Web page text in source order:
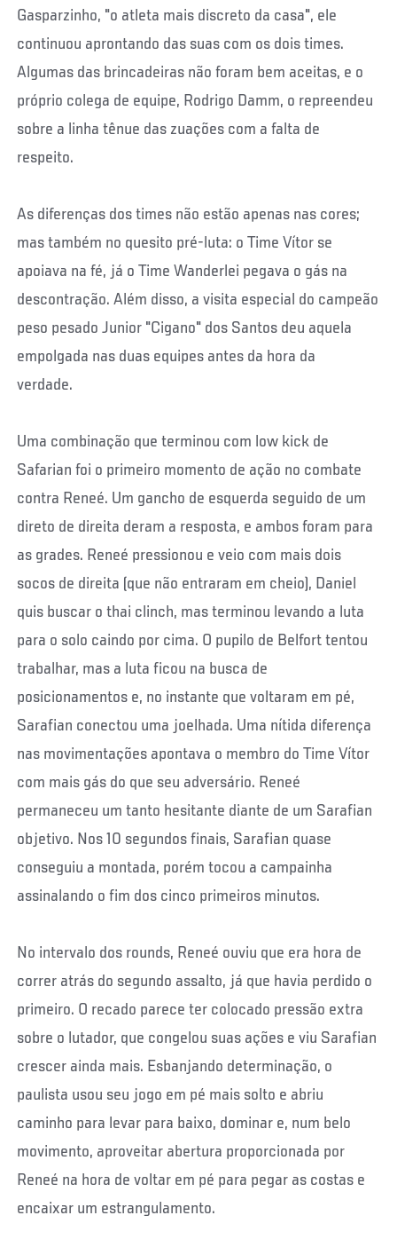
Gasparzinho, "o atleta mais discreto da casa", ele
continuou aprontando das suas com os dois times.
Algumas das brincadeiras não foram bem aceitas, e o
próprio colega de equipe, Rodrigo Damm, o repreendeu
sobre a linha tênue das zuações com a falta de
respeito.
As diferenças dos times não estão apenas nas cores;
mas também no quesito pré-luta: o Time Vítor se
apoiava na fé, já o Time Wanderlei pegava o gás na
descontração. Além disso, a visita especial do campeão
peso pesado Junior "Cigano" dos Santos deu aquela
empolgada nas duas equipes antes da hora da
verdade.
Uma combinação que terminou com low kick de
Safarian foi o primeiro momento de ação no combate
contra Reneé. Um gancho de esquerda seguido de um
direto de direita deram a resposta, e ambos foram para
as grades. Reneé pressionou e veio com mais dois
socos de direita (que não entraram em cheio), Daniel
quis buscar o thai clinch, mas terminou levando a luta
para o solo caindo por cima. O pupilo de Belfort tentou
trabalhar, mas a luta ficou na busca de
posicionamentos e, no instante que voltaram em pé,
Sarafian conectou uma joelhada. Uma nítida diferença
nas movimentações apontava o membro do Time Vítor
com mais gás do que seu adversário. Reneé
permaneceu um tanto hesitante diante de um Sarafian
objetivo. Nos 10 segundos finais, Sarafian quase
conseguiu a montada, porém tocou a campainha
assinalando o fim dos cinco primeiros minutos.
No intervalo dos rounds, Reneé ouviu que era hora de
correr atrás do segundo assalto, já que havia perdido o
primeiro. O recado parece ter colocado pressão extra
sobre o lutador, que congelou suas ações e viu Sarafian
crescer ainda mais. Esbanjando determinação, o
paulista usou seu jogo em pé mais solto e abriu
caminho para levar para baixo, dominar e, num belo
movimento, aproveitar abertura proporcionada por
Reneé na hora de voltar em pé para pegar as costas e
encaixar um estrangulamento.